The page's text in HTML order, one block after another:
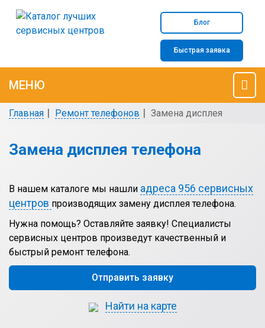
Блог
Быстрая заявка
МЕНЮ
Главная Ремонт телефонов Замена дисплея
Замена дисплея телефона
В нашем каталоге мы нашли адреса 956 сервисных
центров производящих замену дисплея телефона.
Нужна помощь? Оставляйте заявку! Специалисты
сервисных центров произведут качественный и
быстрый ремонт телефона.
Отправить заявку
Найти на карте